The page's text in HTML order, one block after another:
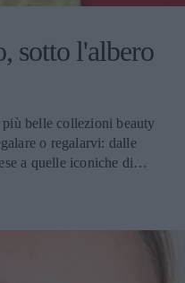
sotto l'albero
belle collezioni beauty
o regalarvi: dalle
a quelle iconiche di